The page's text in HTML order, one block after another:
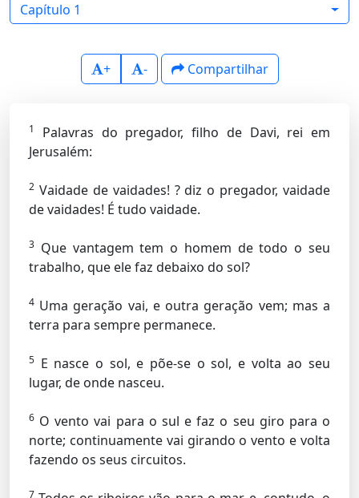
Capítulo 1
+ - Compartilhar
1
Palavras do pregador, filho de Davi, rei em
Jerusalém:
2 Vaidade de vaidades! ? diz o pregador, vaidade
de vaidades! É tudo vaidade.
3 Que vantagem tem o homem de todo o seu
trabalho, que ele faz debaixo do sol?
4 Uma geração vai, e outra geração vem; mas a
terra para sempre permanece.
5 E nasce o sol, e põe-se o sol, e volta ao seu
lugar, de onde nasceu.
6 O vento vai para o sul e faz o seu giro para o
norte; continuamente vai girando o vento e volta
fazendo os seus circuitos.
7